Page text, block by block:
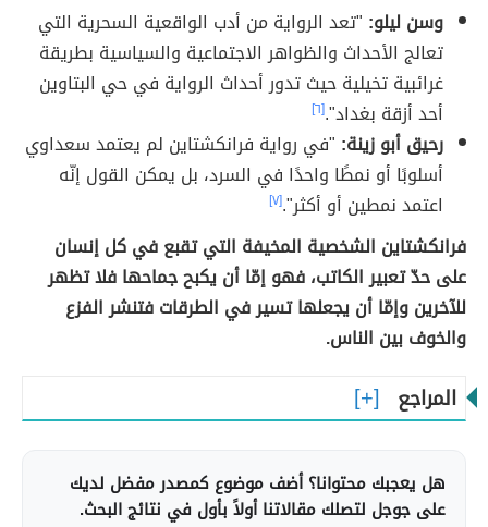
وسن ليلو: "تعد الرواية من أدب الواقعية السحرية التي
تعالج الأحداث والظواهر الاجتماعية والسياسية بطريقة
غرائبية تخيلية حيث تدور أحداث الرواية في حي البتاوين
أحد أزقة بغداد".[٦]
رحيق أبو زينة: "في رواية فرانكشتاين لم يعتمد سعداوي
أسلوبًا أو نمطًا واحدًا في السرد، بل يمكن القول إنّه
اعتمد نمطين أو أكثر".[٧]
فرانكشتاين الشخصية المخيفة التي تقبع في كل إنسان
على حدّ تعبير الكاتب، فهو إمّا أن يكبح جماحها فلا تظهر
للآخرين وإمّا أن يجعلها تسير في الطرقات فتنشر الفزع
والخوف بين الناس.
المراجع
هل يعجبك محتوانا؟ أضف موضوع كمصدر مفضل لديك
على جوجل لتصلك مقالاتنا أولاً بأول في نتائج البحث.